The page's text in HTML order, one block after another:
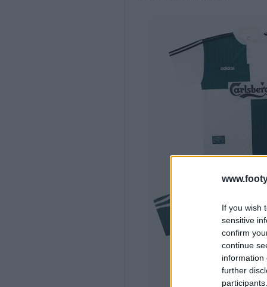
If you wish
sensitive
confirm
continue
information
further